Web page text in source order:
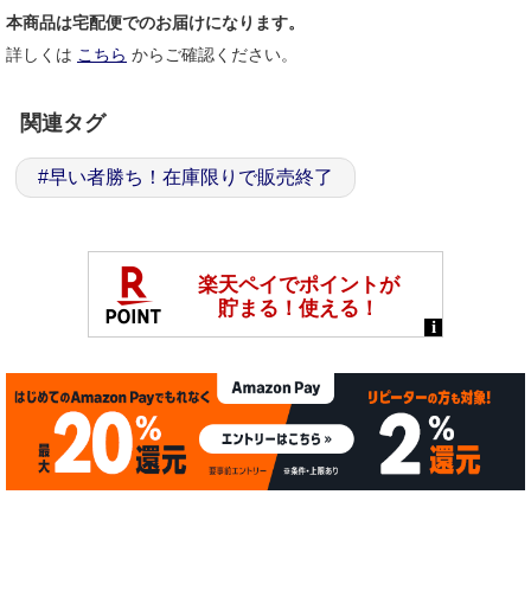
本商品は宅配便でのお届けになります。
詳しくは こちら からご確認ください。
関連タグ
#早い者勝ち！在庫限りで販売終了